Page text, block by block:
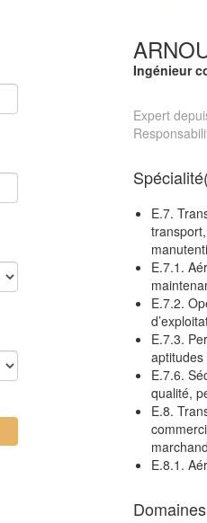
Ingénieur
Expert
E.7.
E.7.1.
E.7.2.
E.7.3.
E.7.6.
qualité,
E.8.
E.8.1.